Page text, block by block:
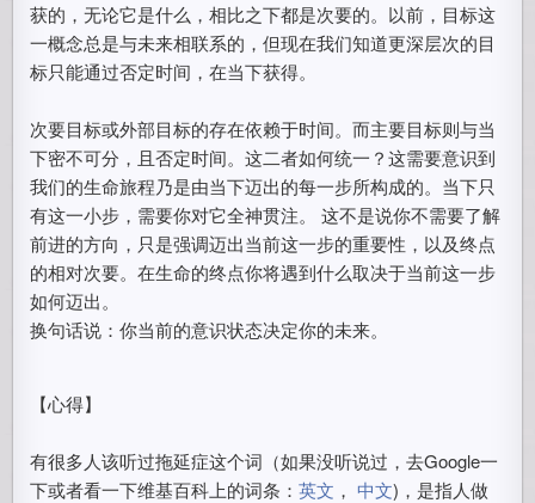
获的，无论它是什么，相比之下都是次要的。以前，目标这
一概念总是与未来相联系的，但现在我们知道更深层次的目
标只能通过否定时间，在当下获得。
次要目标或外部目标的存在依赖于时间。而主要目标则与当
下密不可分，且否定时间。这二者如何统一？这需要意识到
我们的生命旅程乃是由当下迈出的每一步所构成的。当下只
有这一小步，需要你对它全神贯注。 这不是说你不需要了解
前进的方向，只是强调迈出当前这一步的重要性，以及终点
的相对次要。在生命的终点你将遇到什么取决于当前这一步
如何迈出。
换句话说：你当前的意识状态决定你的未来。
【心得】
有很多人该听过拖延症这个词（如果没听说过，去Google一
下或者看一下维基百科上的词条：英文 ，中文)，是指人做